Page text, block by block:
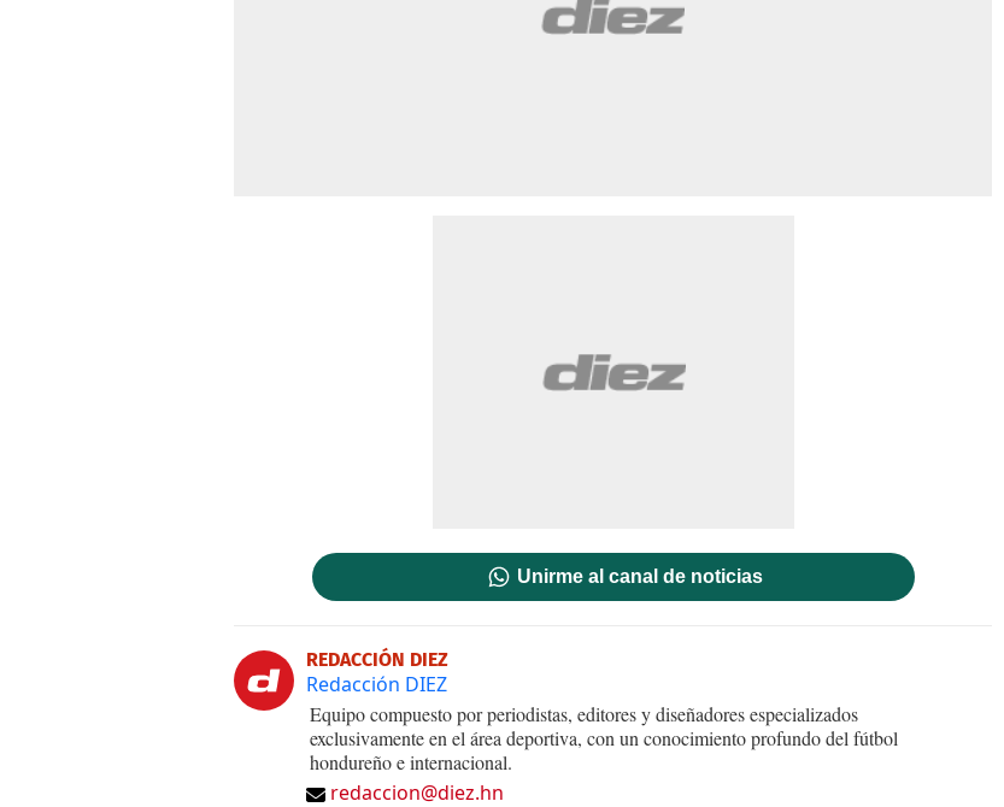
Unirme al canal de noticias
REDACCIÓN DIEZ
Redacción DIEZ
Equipo compuesto por periodistas, editores y diseñadores especializados
exclusivamente en el área deportiva, con un conocimiento profundo del fútbol
hondureño e internacional.
redaccion@diez.hn